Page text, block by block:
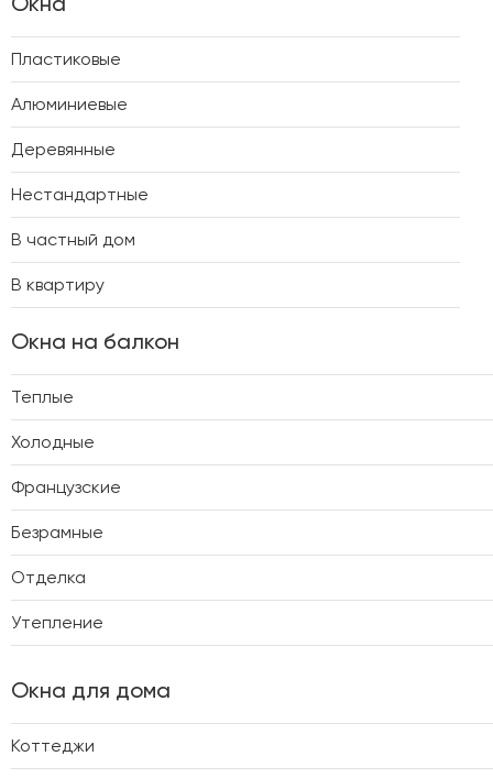
Пластиковые
Алюминиевые
Деревянные
Нестандартные
В частный дом
В квартиру
Окна на балкон
Теплые
Холодные
Французские
Безрамные
Отделка
Утепление
Окна для дома
Коттеджи